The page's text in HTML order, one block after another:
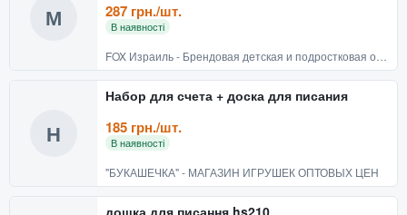
М 287 грн./шт.
В наявності
Н
Набор для счета + доска для писания
185 грн./шт.
В наявності
"БУКАШЕЧКА" - МАГАЗИН ИГРУШЕК ОПТОВЫХ ЦЕН